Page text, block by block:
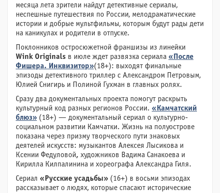
месяца лета зрители найдут детективные сериалы,
неспешные путешествия по России, мелодраматические
истории и добрые мультфильмы, которым будут рады дети
на каникулах и родители в отпуске.
Поклонников остросюжетной франшизы из линейки
Wink Originals в июле ждет развязка сериала «После
Фишера. Инквизитор»(18+): выходят финальные
эпизоды детективного триллер с Александром Петровым,
Юлией Снигирь и Полиной Гухман в главных ролях.
Сразу два документальных проекта помогут раскрыть
культурный код разных регионов России. «Камчатский
блюз» (18+) — документальный сериал о культурно-
социальном развитии Камчатки. Жизнь на полуострове
показана через призму творческого пути знаковых
деятелей искусств: музыкантов Алексея Лысикова и
Ксении Федуловой, художников Вадима Санакоева и
Кирилла Килпалинина и хореографа Александра Гиля.
Сериал «Русские усадьбы» (16+) в восьми эпизодах
рассказывает о людях, которые спасают исторические